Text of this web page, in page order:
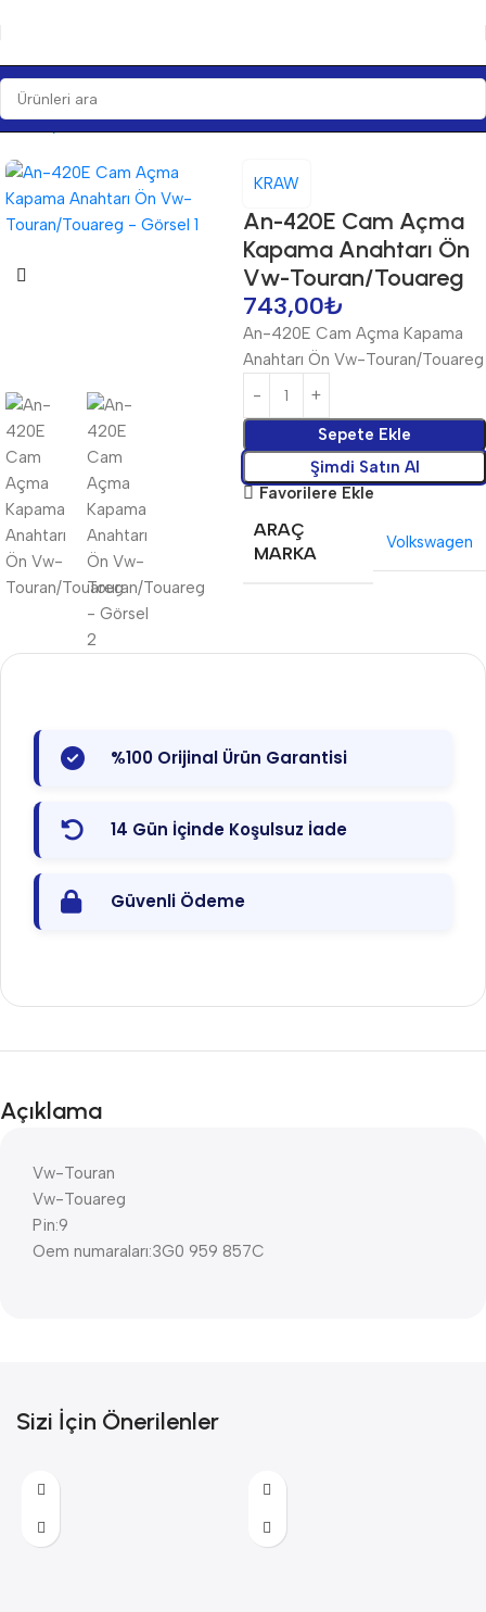
Ana Sayfa Anahtarlar Anahtarlar
KRAW
An-420E Cam Açma
Kapama Anahtarı Ön
Vw-Touran/Touareg
743,00₺
An-420E Cam Açma Kapama
Anahtarı Ön Vw-Touran/Touareg
Sepete Ekle
Şimdi Satın Al
Favorilere Ekle
ARAÇ
MARKA
Volkswagen
%100 Orijinal Ürün Garantisi
14 Gün İçinde Koşulsuz İade
Güvenli Ödeme
Açıklama
Vw-Touran
Vw-Touareg
Pin:9
Oem numaraları:3G0 959 857C
Sizi İçin Önerilenler